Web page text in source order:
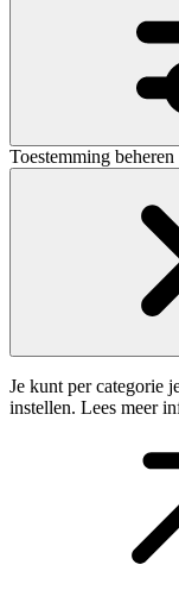
Toestemming beheren
Je kunt per categorie
instellen. Lees meer